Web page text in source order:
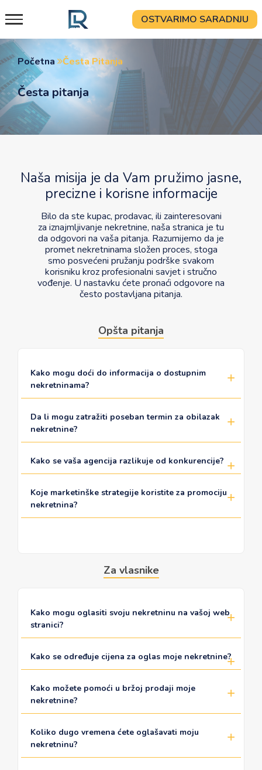
Skip
content
OSTVARIMO SARADNJU
Početna Česta Pitanja
Česta pitanja
Naša misija je da Vam pružimo jasne,
precizne i korisne informacije
Bilo da ste kupac, prodavac, ili zainteresovani
za iznajmljivanje nekretnine, naša stranica je tu
da odgovori na vaša pitanja. Razumijemo da je
promet nekretninama složen proces, stoga
smo posvećeni pružanju podrške svakom
korisniku kroz profesionalni savjet i stručno
vođenje. U nastavku ćete pronaći odgovore na
često postavljana pitanja.
Opšta pitanja
Kako mogu doći do informacija o dostupnim
nekretninama?
Da li mogu zatražiti poseban termin za obilazak
nekretnine?
Kako se vaša agencija razlikuje od konkurencije?
Koje marketinške strategije koristite za promociju
nekretnina?
Za vlasnike
Kako mogu oglasiti svoju nekretninu na vašoj web
stranici?
Kako se određuje cijena za oglas moje nekretnine?
Kako možete pomoći u bržoj prodaji moje
nekretnine?
Koliko dugo vremena ćete oglašavati moju
nekretninu?